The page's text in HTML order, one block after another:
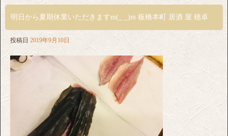
明日から夏期休業いただきますm(_ _)m 板橋本町 居酒 屋 穂卓
投稿日 2019年9月10日